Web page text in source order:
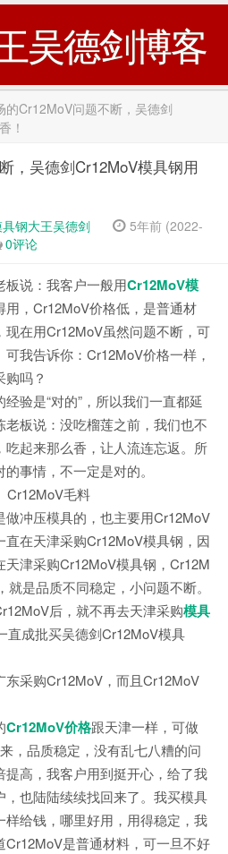
吴德剑博客
的Cr12MoV问题不断，吴德剑
！
，吴德剑Cr12MoV模具钢用
钢大王吴德剑
5年前 (2022-
0评论
说：我客户一般用Cr12MoV模
用，Cr12MoV价格低，是普通材
在用Cr12MoV虽然问题不断，可
我告诉你：Cr12MoV价格一样，
吗？
验是“对的”，所以我们一直都延
板说：没吃榴莲之前，我们也不
起来那么香，让人流连忘返。所
事情，不一定是对的。
冲压模具的，也主要用Cr12MoV
在天津采购Cr12MoV模具钢，因
津采购Cr12MoV模具钢，Cr12M
是品质不同稳定，小问题不断。
后，就不再去天津采购模具
直成批买吴德剑Cr12MoV模具
采购Cr12MoV，而且Cr12MoV
Cr12MoV价格跟天津一样，可做
，品质稳定，没有乱七八糟的问
高，我客户用到挺开心，给了我
也陆陆续续找回来了。我买模具
给钱，哪里好用，用得稳定，我
是普通材料，可一旦不好